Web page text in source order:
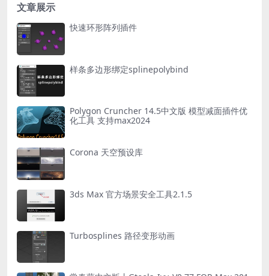
文章展示
快速环形阵列插件
样条多边形绑定splinepolybind
Polygon Cruncher 14.5中文版 模型减面插件优
化工具 支持max2024
Corona 天空预设库
3ds Max 官方场景安全工具2.1.5
Turbosplines 路径变形动画